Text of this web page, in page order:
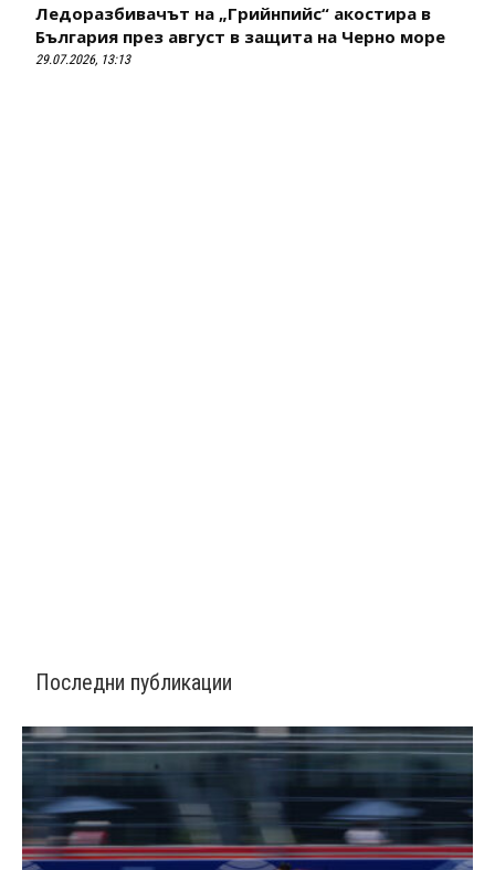
Ледоразбивачът на „Грийнпийс“ акостира в
България през август в защита на Черно море
29.07.2026, 13:13
Последни публикации